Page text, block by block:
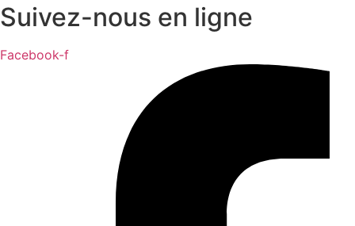
Suivez-nous en ligne
Facebook-f